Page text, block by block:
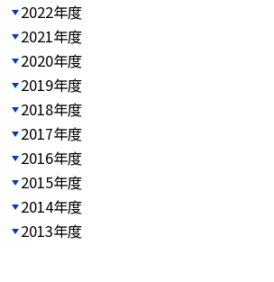
2022年度
2021年度
2020年度
2019年度
2018年度
2017年度
2016年度
2015年度
2014年度
2013年度